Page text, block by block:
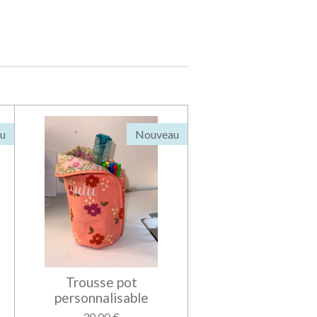
Nouveau
Trousse pot
personnalisable